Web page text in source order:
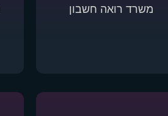
משרד רואה חשבון